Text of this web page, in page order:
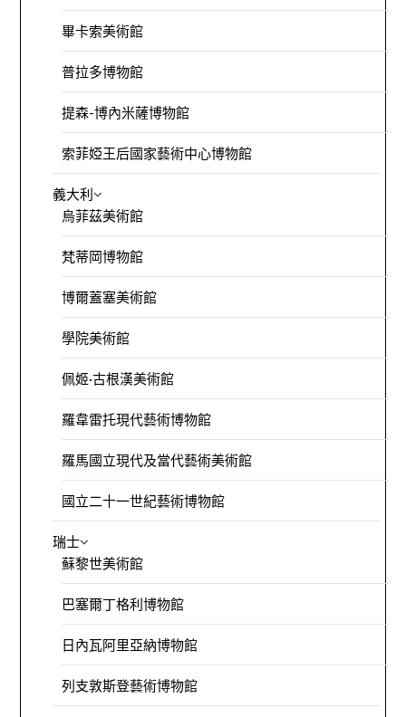
畢卡索美術館
普拉多博物館
提森-博內米薩博物館
索菲婭王后國家藝術中心博物館
義大利
烏菲茲美術館
梵蒂岡博物館
博爾蓋塞美術館
學院美術館
佩姬·古根漢美術館
羅韋雷托現代藝術博物館
羅馬國立現代及當代藝術美術館
國立二十一世紀藝術博物館
瑞士
蘇黎世美術館
巴塞爾丁格利博物館
日內瓦阿里亞納博物館
列支敦斯登藝術博物館